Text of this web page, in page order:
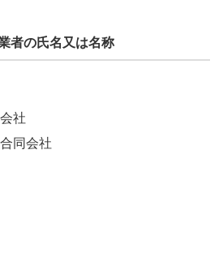
者の氏名又は名称
社
同会社